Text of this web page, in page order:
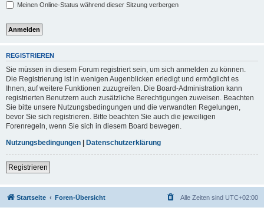
Meinen Online-Status während dieser Sitzung verbergen
REGISTRIEREN
Sie müssen in diesem Forum registriert sein, um sich anmelden zu können.
Die Registrierung ist in wenigen Augenblicken erledigt und ermöglicht es
Ihnen, auf weitere Funktionen zuzugreifen. Die Board-Administration kann
registrierten Benutzern auch zusätzliche Berechtigungen zuweisen. Beachten
Sie bitte unsere Nutzungsbedingungen und die verwandten Regelungen,
bevor Sie sich registrieren. Bitte beachten Sie auch die jeweiligen
Forenregeln, wenn Sie sich in diesem Board bewegen.
Nutzungsbedingungen | Datenschutzerklärung
Registrieren
Startseite Foren-Übersicht Alle Zeiten sind UTC+02:00